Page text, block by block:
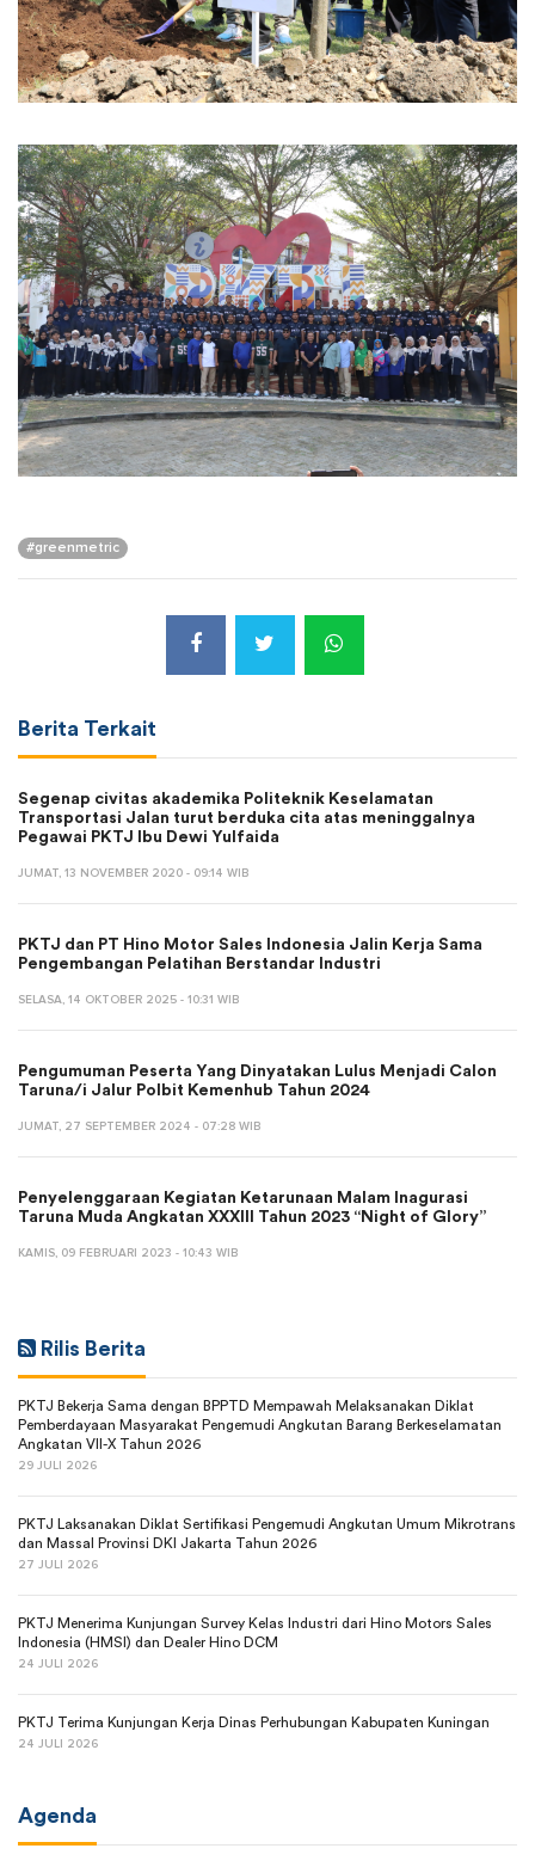
#greenmetric
Berita Terkait
Segenap civitas akademika Politeknik Keselamatan
Transportasi Jalan turut berduka cita atas meninggalnya
Pegawai PKTJ Ibu Dewi Yulfaida
JUMAT, 13 NOVEMBER 2020 - 09:14 WIB
PKTJ dan PT Hino Motor Sales Indonesia Jalin Kerja Sama
Pengembangan Pelatihan Berstandar Industri
SELASA, 14 OKTOBER 2025 - 10:31 WIB
Pengumuman Peserta Yang Dinyatakan Lulus Menjadi Calon
Taruna/i Jalur Polbit Kemenhub Tahun 2024
JUMAT, 27 SEPTEMBER 2024 - 07:28 WIB
Penyelenggaraan Kegiatan Ketarunaan Malam Inagurasi
Taruna Muda Angkatan XXXIII Tahun 2023 “Night of Glory”
KAMIS, 09 FEBRUARI 2023 - 10:43 WIB
Rilis Berita
PKTJ Bekerja Sama dengan BPPTD Mempawah Melaksanakan Diklat
Pemberdayaan Masyarakat Pengemudi Angkutan Barang Berkeselamatan
Angkatan VII-X Tahun 2026
29 JULI 2026
PKTJ Laksanakan Diklat Sertifikasi Pengemudi Angkutan Umum Mikrotrans
dan Massal Provinsi DKI Jakarta Tahun 2026
27 JULI 2026
PKTJ Menerima Kunjungan Survey Kelas Industri dari Hino Motors Sales
Indonesia (HMSI) dan Dealer Hino DCM
24 JULI 2026
PKTJ Terima Kunjungan Kerja Dinas Perhubungan Kabupaten Kuningan
24 JULI 2026
Agenda